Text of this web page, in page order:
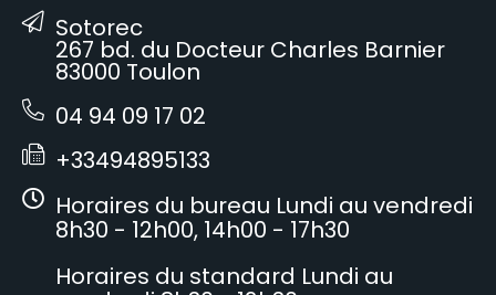
Sotorec
267 bd. du Docteur Charles Barnier
83000 Toulon
04 94 09 17 02
+33494895133
Horaires du bureau Lundi au vendredi
8h30 - 12h00, 14h00 - 17h30
Horaires du standard Lundi au